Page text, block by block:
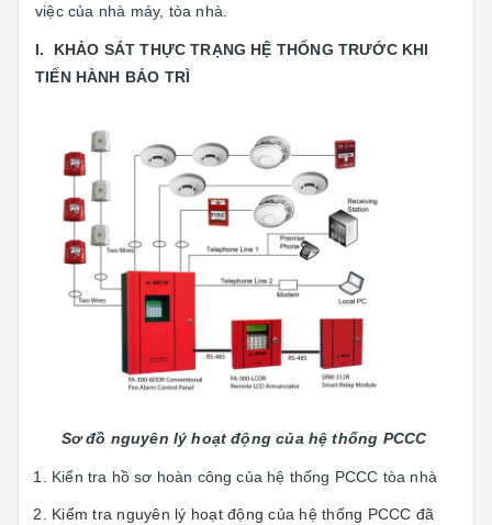
việc của nhà máy, tòa nhà.
I. KHẢO SÁT THỰC TRẠNG HỆ THỐNG TRƯỚC KHI
TIẾN HÀNH BẢO TRÌ
Sơ đồ nguyên lý hoạt động của hệ thống PCCC
Kiển tra hồ sơ hoàn công của hệ thống PCCC tòa nhà
Kiểm tra nguyên lý hoạt động của hệ thống PCCC đã